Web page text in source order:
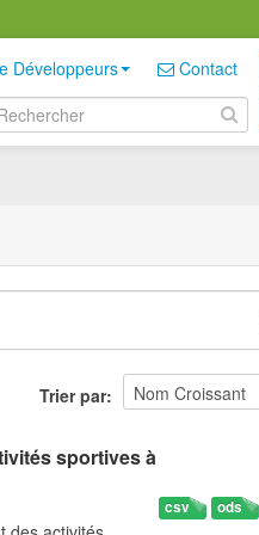
Développeurs Contact
Trier par
sportives à
ods
csv